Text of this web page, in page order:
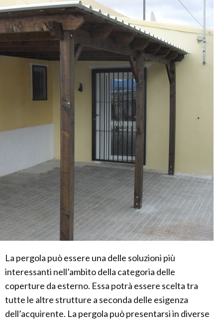
La pergola può essere una delle soluzioni più
interessanti nell’ambito della categoria delle
coperture da esterno. Essa potrà essere scelta tra
tutte le altre strutture a seconda delle esigenza
dell’acquirente. La pergola può presentarsi in diverse